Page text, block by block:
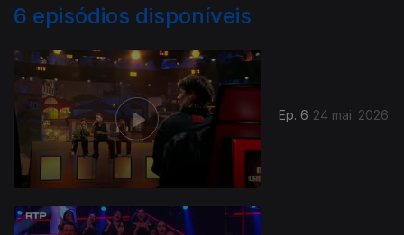
6 episódios disponíveis
Ep. 6 24 mai. 2026